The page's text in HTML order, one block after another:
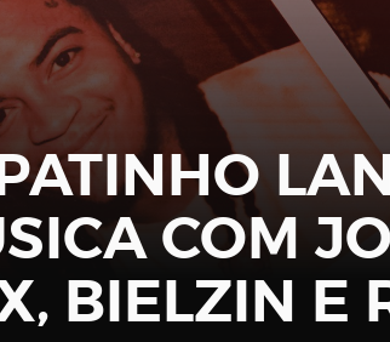
COM
BIELZIN E